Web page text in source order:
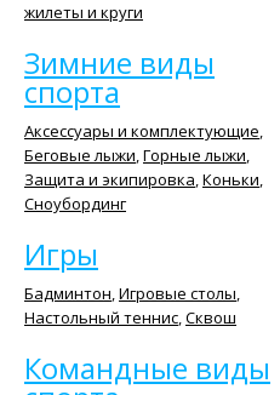
жилеты и круги
Зимние виды
спорта
Аксессуары и комплектующие,
Беговые лыжи,Горные лыжи,
Защита и экипировка,Коньки,
Сноубординг
Игры
Бадминтон,Игровые столы,
Настольный теннис,Сквош
Командные виды